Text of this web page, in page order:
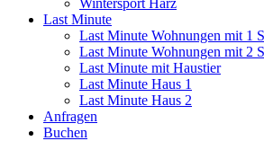
Wintersport Harz
Last Minute
Last Minute Wohnungen mit 1
Last Minute Wohnungen mit 2
Last Minute mit Haustier
Last Minute Haus 1
Last Minute Haus 2
Anfragen
Buchen